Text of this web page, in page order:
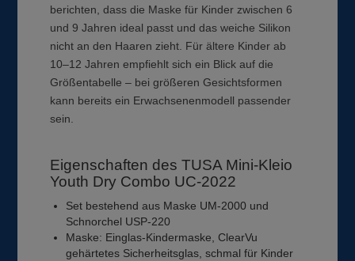
berichten, dass die Maske für Kinder zwischen 6
und 9 Jahren ideal passt und das weiche Silikon
nicht an den Haaren zieht. Für ältere Kinder ab
10–12 Jahren empfiehlt sich ein Blick auf die
Größentabelle – bei größeren Gesichtsformen
kann bereits ein Erwachsenenmodell passender
sein.
Eigenschaften des TUSA Mini-Kleio
Youth Dry Combo UC-2022
Set bestehend aus Maske UM-2000 und
Schnorchel USP-220
Maske: Einglas-Kindermaske, ClearVu
gehärtetes Sicherheitsglas, schmal für Kinder